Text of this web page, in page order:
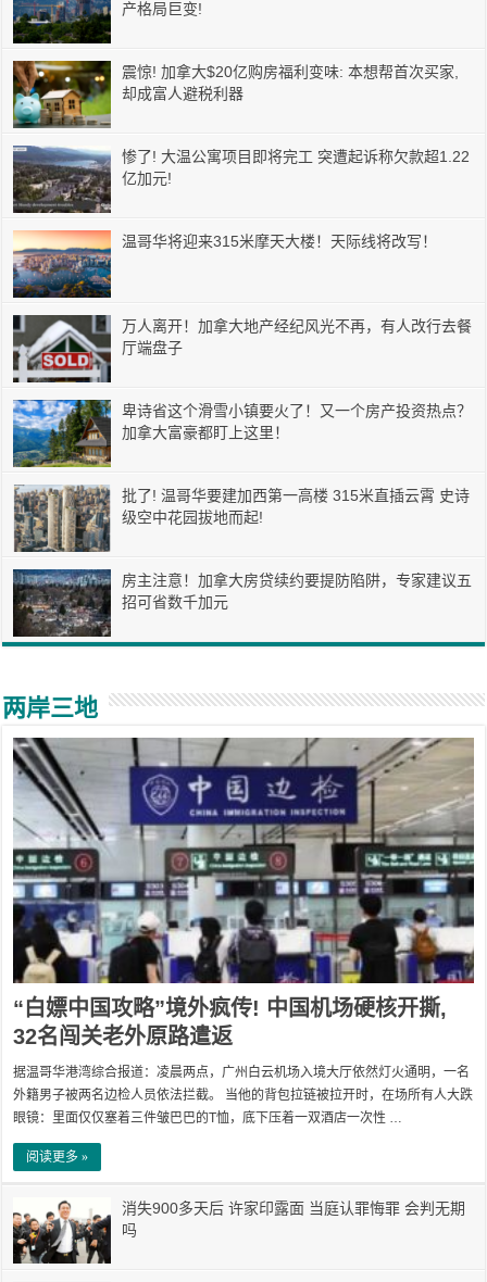
产格局巨变!
震惊! 加拿大$20亿购房福利变味: 本想帮首次买家,
却成富人避税利器
惨了! 大温公寓项目即将完工 突遭起诉称欠款超1.22
亿加元!
温哥华将迎来315米摩天大楼！天际线将改写！
万人离开！加拿大地产经纪风光不再，有人改行去餐
厅端盘子
卑诗省这个滑雪小镇要火了！又一个房产投资热点？
加拿大富豪都盯上这里！
批了! 温哥华要建加西第一高楼 315米直插云霄 史诗
级空中花园拔地而起!
房主注意！加拿大房贷续约要提防陷阱，专家建议五
招可省数千加元
两岸三地
“白嫖中国攻略”境外疯传! 中国机场硬核开撕,
32名闯关老外原路遣返
据温哥华港湾综合报道：凌晨两点，广州白云机场入境大厅依然灯火通明，一名
外籍男子被两名边检人员依法拦截。 当他的背包拉链被拉开时，在场所有人大跌
眼镜：里面仅仅塞着三件皱巴巴的T恤，底下压着一双酒店一次性 …
阅读更多 »
消失900多天后 许家印露面 当庭认罪悔罪 会判无期
吗